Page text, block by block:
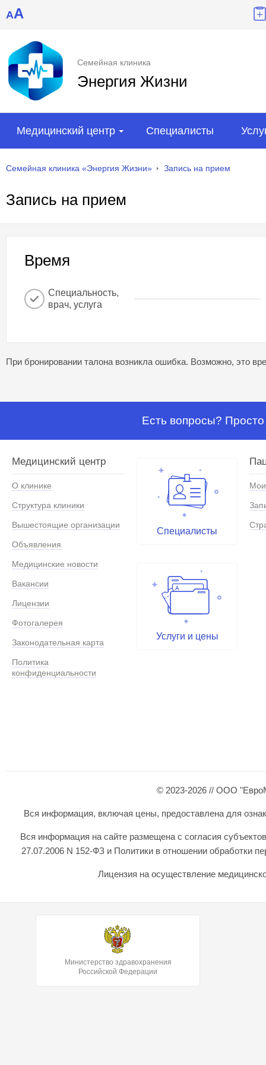
AA
Семейная клиника
Энергия Жизни
Медицинский центр Специалисты
Семейная клиника «Энергия Жизни» Запись на прием
Запись на прием
Время
Специальность,
врач, услуга
При бронировании талона возникла ошибка. Возможно, это
Есть вопросы?
Медицинский центр
О клинике
Структура клиники
Вышестоящие организации
Объявления
Медицинские новости
Вакансии
Лицензии
Фотогалерея
Законодательная карта
Политика
конфиденциальности
Специалисты
Услуги и цены
© 2023-2026 // ООО
Вся информация, включая цены, предоставлена для
Вся информация на сайте размещена с согласия
27.07.2006 N 152-ФЗ и Политики в отношении обработки
Лицензия на осуществление
Министерство здравохранения
Российской Федерации